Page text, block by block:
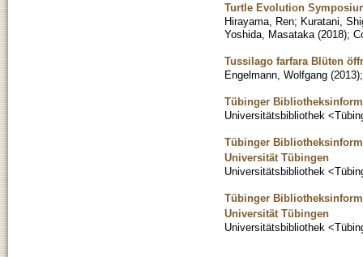
Turtle Evolution
Hirayama, Ren; Kuratani,
Yoshida, Masataka (2018);
Tussilago farfara Blüten
Engelmann, Wolfgang (2013)
Tübinger
Universitätsbibliothek
Tübinger
Universität Tübingen
Universitätsbibliothek
Tübinger
Universität Tübingen
Universitätsbibliothek